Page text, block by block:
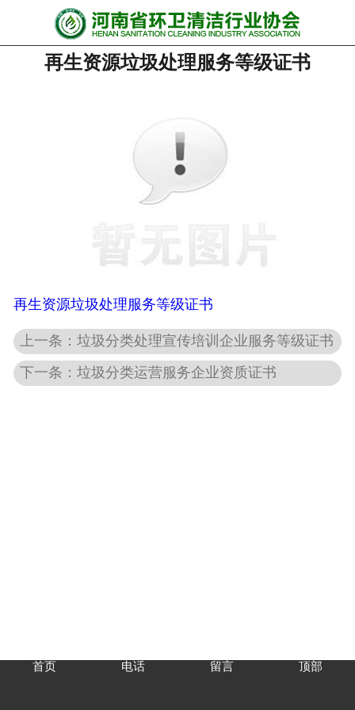
网站首页
协会动态
党政要闻
联系我们
再生资源垃圾处理服务等级证书
再生资源垃圾处理服务等级证书
上一条：垃圾分类处理宣传培训企业服务等级证书
下一条：垃圾分类运营服务企业资质证书
首页 电话 留言 顶部